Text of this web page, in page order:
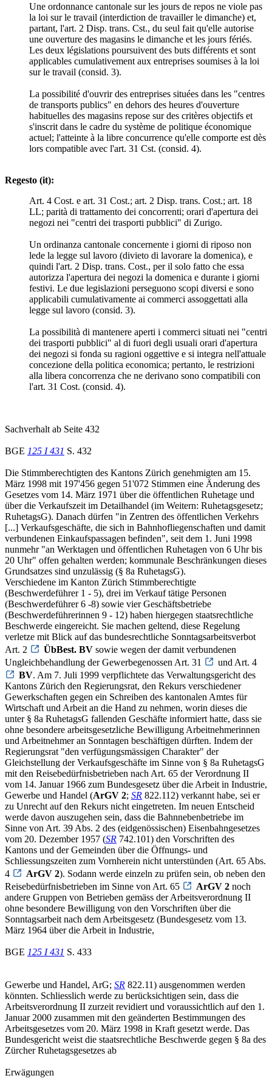
Une ordonnance cantonale sur les jours de repos ne viole pas
la loi sur le travail (interdiction de travailler le dimanche) et,
partant, l'art. 2 Disp. trans. Cst., du seul fait qu'elle autorise
une ouverture des magasins le dimanche et les jours fériés.
Les deux législations poursuivent des buts différents et sont
applicables cumulativement aux entreprises soumises à la loi
sur le travail (consid. 3).
La possibilité d'ouvrir des entreprises situées dans les "centres
de transports publics" en dehors des heures d'ouverture
habituelles des magasins repose sur des critères objectifs et
s'inscrit dans le cadre du système de politique économique
actuel; l'atteinte à la libre concurrence qu'elle comporte est dès
lors compatible avec l'art. 31 Cst. (consid. 4).
Regesto (it):
Art. 4 Cost. e art. 31 Cost.; art. 2 Disp. trans. Cost.; art. 18
LL; parità di trattamento dei concorrenti; orari d'apertura dei
negozi nei "centri dei trasporti pubblici" di Zurigo.
Un ordinanza cantonale concernente i giorni di riposo non
lede la legge sul lavoro (divieto di lavorare la domenica), e
quindi l'art. 2 Disp. trans. Cost., per il solo fatto che essa
autorizza l'apertura dei negozi la domenica e durante i giorni
festivi. Le due legislazioni perseguono scopi diversi e sono
applicabili cumulativamente ai commerci assoggettati alla
legge sul lavoro (consid. 3).
La possibilità di mantenere aperti i commerci situati nei "centri
dei trasporti pubblici" al di fuori degli usuali orari d'apertura
dei negozi si fonda su ragioni oggettive e si integra nell'attuale
concezione della politica economica; pertanto, le restrizioni
alla libera concorrenza che ne derivano sono compatibili con
l'art. 31 Cost. (consid. 4).
Sachverhalt ab Seite 432
BGE 125 I 431 S. 432
Die Stimmberechtigten des Kantons Zürich genehmigten am 15.
März 1998 mit 197'456 gegen 51'072 Stimmen eine Änderung des
Gesetzes vom 14. März 1971 über die öffentlichen Ruhetage und
über die Verkaufszeit im Detailhandel (im Weitern: Ruhetagsgesetz;
RuhetagsG). Danach dürfen "in Zentren des öffentlichen Verkehrs
[...] Verkaufsgeschäfte, die sich in Bahnhofliegenschaften und damit
verbundenen Einkaufspassagen befinden", seit dem 1. Juni 1998
nunmehr "an Werktagen und öffentlichen Ruhetagen von 6 Uhr bis
20 Uhr" offen gehalten werden; kommunale Beschränkungen dieses
Grundsatzes sind unzulässig (§ 8a RuhetagsG).
Verschiedene im Kanton Zürich Stimmberechtigte
(Beschwerdeführer 1 - 5), drei im Verkauf tätige Personen
(Beschwerdeführer 6 -8) sowie vier Geschäftsbetriebe
(Beschwerdeführerinnen 9 - 12) haben hiergegen staatsrechtliche
Beschwerde eingereicht. Sie machen geltend, diese Regelung
verletze mit Blick auf das bundesrechtliche Sonntagsarbeitsverbot
Art. 2
ÜbBest. BV sowie wegen der damit verbundenen
Ungleichbehandlung der Gewerbegenossen Art. 31
und Art. 4
BV. Am 7. Juli 1999 verpflichtete das Verwaltungsgericht des
Kantons Zürich den Regierungsrat, den Rekurs verschiedener
Gewerkschaften gegen ein Schreiben des kantonalen Amtes für
Wirtschaft und Arbeit an die Hand zu nehmen, worin dieses die
unter § 8a RuhetagsG fallenden Geschäfte informiert hatte, dass sie
ohne besondere arbeitsgesetzliche Bewilligung Arbeitnehmerinnen
und Arbeitnehmer an Sonntagen beschäftigen dürften. Indem der
Regierungsrat "den verfügungsmässigen Charakter" der
Gleichstellung der Verkaufsgeschäfte im Sinne von § 8a RuhetagsG
mit den Reisebedürfnisbetrieben nach Art. 65 der Verordnung II
vom 14. Januar 1966 zum Bundesgesetz über die Arbeit in Industrie,
Gewerbe und Handel (ArGV 2; SR 822.112) verkannt habe, sei er
zu Unrecht auf den Rekurs nicht eingetreten. Im neuen Entscheid
werde davon auszugehen sein, dass die Bahnnebenbetriebe im
Sinne von Art. 39 Abs. 2 des (eidgenössischen) Eisenbahngesetzes
vom 20. Dezember 1957 (SR 742.101) den Vorschriften des
Kantons und der Gemeinden über die Öffnungs- und
Schliessungszeiten zum Vornherein nicht unterstünden (Art. 65 Abs.
4
ArGV 2). Sodann werde einzeln zu prüfen sein, ob neben den
Reisebedürfnisbetrieben im Sinne von Art. 65
ArGV 2 noch
andere Gruppen von Betrieben gemäss der Arbeitsverordnung II
ohne besondere Bewilligung von den Vorschriften über die
Sonntagsarbeit nach dem Arbeitsgesetz (Bundesgesetz vom 13.
März 1964 über die Arbeit in Industrie,
BGE 125 I 431 S. 433
Gewerbe und Handel, ArG; SR 822.11) ausgenommen werden
könnten. Schliesslich werde zu berücksichtigen sein, dass die
Arbeitsverordnung II zurzeit revidiert und voraussichtlich auf den 1.
Januar 2000 zusammen mit den geänderten Bestimmungen des
Arbeitsgesetzes vom 20. März 1998 in Kraft gesetzt werde. Das
Bundesgericht weist die staatsrechtliche Beschwerde gegen § 8a des
Zürcher Ruhetagsgesetzes ab
Erwägungen